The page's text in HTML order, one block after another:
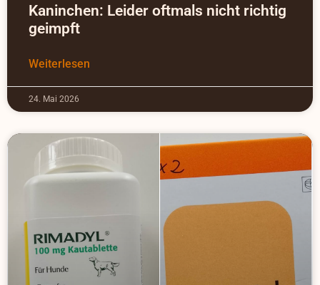
Kaninchen: Leider oftmals nicht richtig
geimpft
Weiterlesen
24. Mai 2026